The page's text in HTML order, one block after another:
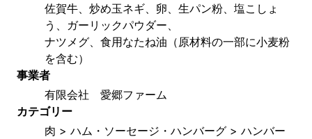
佐賀牛、炒め玉ネギ、卵、生パン粉、塩こしょ
う、ガーリックパウダー、
ナツメグ、食用なたね油（原材料の一部に小麦粉
を含む）
事業者
有限会社　愛郷ファーム
カテゴリー
肉 > ハム・ソーセージ・ハンバーグ > ハンバー